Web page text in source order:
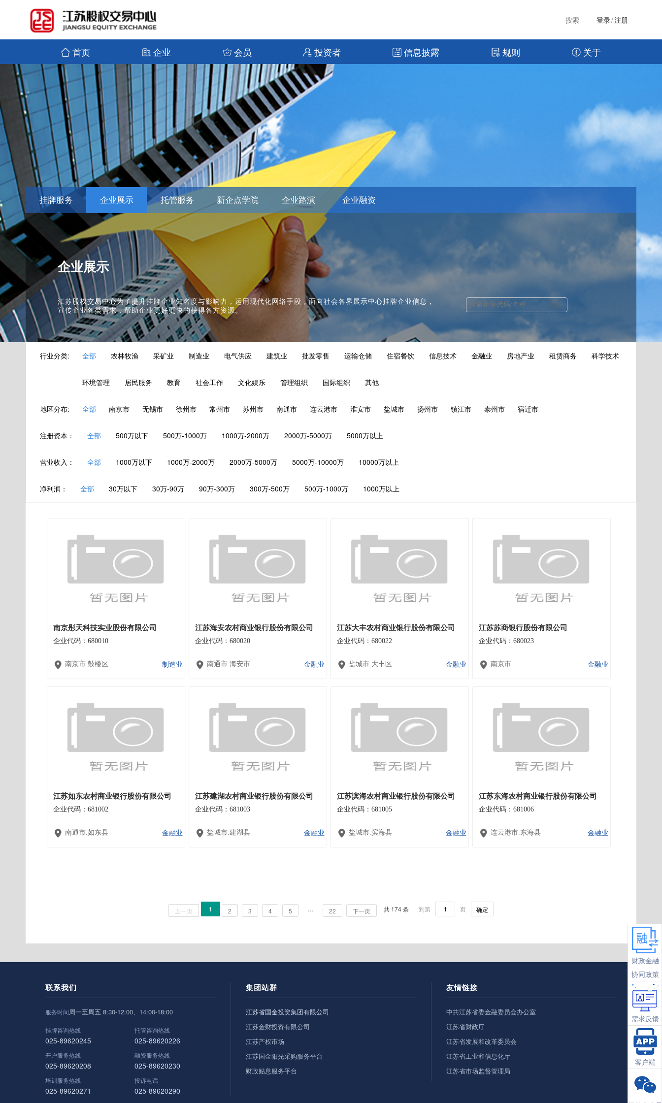
搜索 登录/注册
首页 企业 会员 投资者 信息披露 规则 关于
挂牌服务 企业展示 托管服务 新企点学院 企业路演 企业融资
企业展示
江苏股权交易中心为了提升挂牌企业知名度与影响力，运用现代化网络手段，面向社会各界展示中心挂牌企业信息，
宣传企业各类需求，帮助企业更好更快的获得各方资源。
行业分类: 全部 农林牧渔 采矿业 制造业 电气供应 建筑业 批发零售 运输仓储 住宿餐饮 信息技术 金融业 房地产业 租赁商务 科学技术
环境管理 居民服务 教育 社会工作 文化娱乐 管理组织 国际组织 其他
地区分布: 全部 南京市 无锡市 徐州市 常州市 苏州市 南通市 连云港市 淮安市 盐城市 扬州市 镇江市 泰州市 宿迁市
注册资本： 全部 500万以下 500万-1000万 1000万-2000万 2000万-5000万 5000万以上
营业收入： 全部 1000万以下 1000万-2000万 2000万-5000万 5000万-10000万 10000万以上
净利润： 全部 30万以下 30万-90万 90万-300万 300万-500万 500万-1000万 1000万以上
南京彤天科技实业股份有限公司
企业代码：680010
南京市.鼓楼区 制造业
江苏海安农村商业银行股份有限公司
企业代码：680020
南通市.海安市 金融业
江苏大丰农村商业银行股份有限公司
企业代码：680022
盐城市.大丰区 金融业
江苏苏商银行股份有限公司
企业代码：680023
南京市. 金融业
江苏如东农村商业银行股份有限公司
企业代码：681002
南通市.如东县 金融业
江苏建湖农村商业银行股份有限公司
企业代码：681003
盐城市.建湖县 金融业
江苏滨海农村商业银行股份有限公司
企业代码：681005
盐城市.滨海县 金融业
江苏东海农村商业银行股份有限公司
企业代码：681006
连云港市.东海县 金融业
上一页 1 2 3 4 5 … 22 下一页 共 174 条 到第 页 确定
联系我们
服务时间周一至周五 8:30-12:00、14:00-18:00
挂牌咨询热线
025-89620245
托管咨询热线
025-89620226
开户服务热线
025-89620208
融资服务热线
025-89620230
培训服务热线
025-89620271
投诉电话
025-89620290
集团站群
江苏省国金投资集团有限公司
江苏金财投资有限公司
江苏产权市场
江苏国金阳光采购服务平台
财政贴息服务平台
友情链接
中共江苏省委金融委员会办公室
江苏省财政厅
江苏省发展和改革委员会
江苏省工业和信息化厅
江苏省市场监督管理局
财政金融
协同政策
需求反馈
客户端